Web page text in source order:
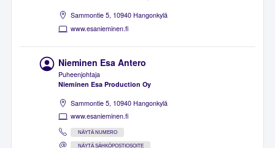
Sammontie 5, 10940 Hangonkylä
www.esanieminen.fi
Nieminen Esa Antero
Puheenjohtaja
Nieminen Esa Production Oy
Sammontie 5, 10940 Hangonkylä
www.esanieminen.fi
NÄYTÄ NUMERO
NÄYTÄ SÄHKÖPOSTIOSOITE